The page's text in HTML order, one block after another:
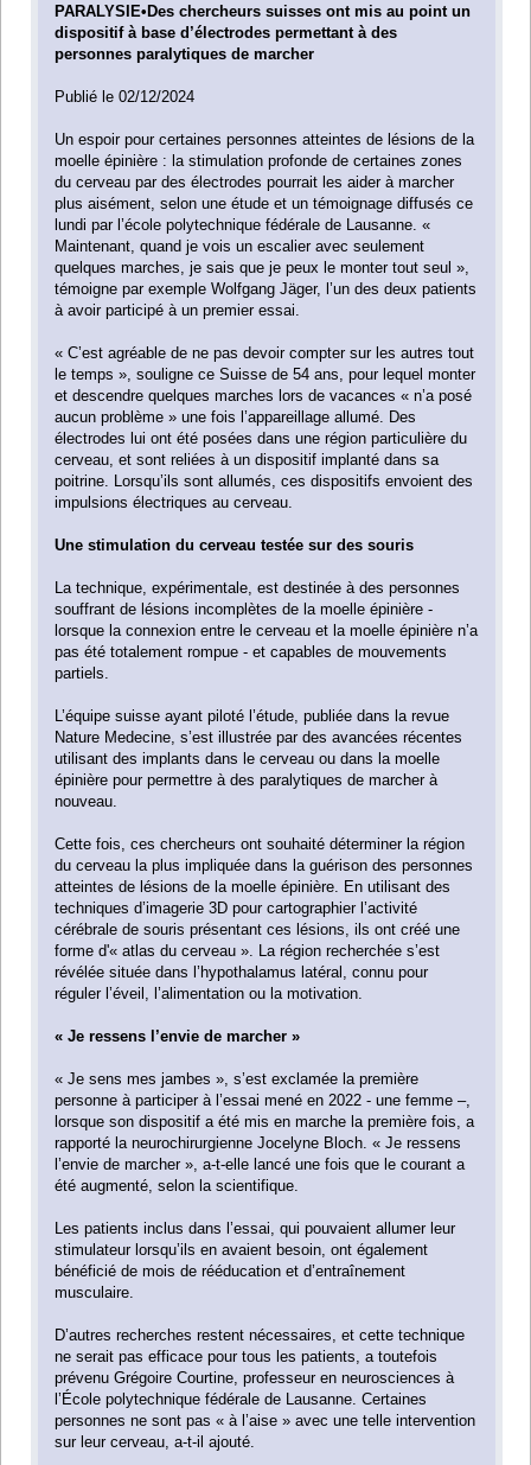
PARALYSIE•Des chercheurs suisses ont mis au point un
dispositif à base d’électrodes permettant à des
personnes paralytiques de marcher
Publié le 02/12/2024
Un espoir pour certaines personnes atteintes de lésions de la
moelle épinière : la stimulation profonde de certaines zones
du cerveau par des électrodes pourrait les aider à marcher
plus aisément, selon une étude et un témoignage diffusés ce
lundi par l’école polytechnique fédérale de Lausanne. «
Maintenant, quand je vois un escalier avec seulement
quelques marches, je sais que je peux le monter tout seul »,
témoigne par exemple Wolfgang Jäger, l’un des deux patients
à avoir participé à un premier essai.
« C’est agréable de ne pas devoir compter sur les autres tout
le temps », souligne ce Suisse de 54 ans, pour lequel monter
et descendre quelques marches lors de vacances « n’a posé
aucun problème » une fois l’appareillage allumé. Des
électrodes lui ont été posées dans une région particulière du
cerveau, et sont reliées à un dispositif implanté dans sa
poitrine. Lorsqu’ils sont allumés, ces dispositifs envoient des
impulsions électriques au cerveau.
Une stimulation du cerveau testée sur des souris
La technique, expérimentale, est destinée à des personnes
souffrant de lésions incomplètes de la moelle épinière -
lorsque la connexion entre le cerveau et la moelle épinière n’a
pas été totalement rompue - et capables de mouvements
partiels.
L’équipe suisse ayant piloté l’étude, publiée dans la revue
Nature Medecine, s’est illustrée par des avancées récentes
utilisant des implants dans le cerveau ou dans la moelle
épinière pour permettre à des paralytiques de marcher à
nouveau.
Cette fois, ces chercheurs ont souhaité déterminer la région
du cerveau la plus impliquée dans la guérison des personnes
atteintes de lésions de la moelle épinière. En utilisant des
techniques d’imagerie 3D pour cartographier l’activité
cérébrale de souris présentant ces lésions, ils ont créé une
forme d'« atlas du cerveau ». La région recherchée s’est
révélée située dans l’hypothalamus latéral, connu pour
réguler l’éveil, l’alimentation ou la motivation.
« Je ressens l’envie de marcher »
« Je sens mes jambes », s’est exclamée la première
personne à participer à l’essai mené en 2022 - une femme –,
lorsque son dispositif a été mis en marche la première fois, a
rapporté la neurochirurgienne Jocelyne Bloch. « Je ressens
l’envie de marcher », a-t-elle lancé une fois que le courant a
été augmenté, selon la scientifique.
Les patients inclus dans l’essai, qui pouvaient allumer leur
stimulateur lorsqu’ils en avaient besoin, ont également
bénéficié de mois de rééducation et d’entraînement
musculaire.
D’autres recherches restent nécessaires, et cette technique
ne serait pas efficace pour tous les patients, a toutefois
prévenu Grégoire Courtine, professeur en neurosciences à
l’École polytechnique fédérale de Lausanne. Certaines
personnes ne sont pas « à l’aise » avec une telle intervention
sur leur cerveau, a-t-il ajouté.